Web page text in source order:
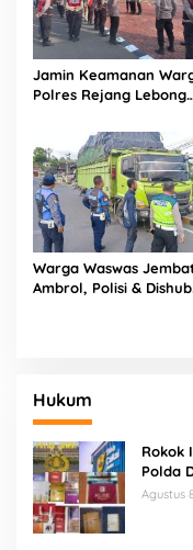
Jamin Keamanan
Polres Rejang Lebong
Rawan Keramaian
Warga Waswas
Ambrol, Polisi & Dishub
Hukum
Rokok
Polda
Agustus